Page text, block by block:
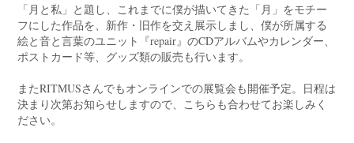
「月と私」と題し、これまでに僕が描いてきた「月」をモチー
フにした作品を、新作・旧作を交え展示しまし、僕が所属する
絵と音と言葉のユニット『repair』のCDアルバムやカレンダー、
ポストカード等、グッズ類の販売も行います。
またRITMUSさんでもオンラインでの展覧会も開催予定。日程は
決まり次第お知らせしますので、こちらも合わせてお楽しみく
ださい。